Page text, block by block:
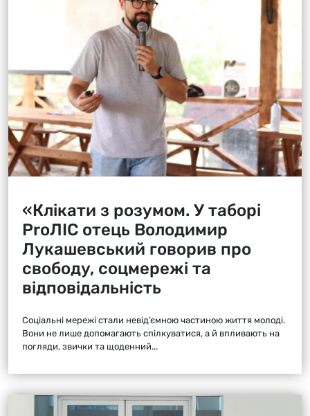
«Клікати з розумом. У таборі
ProЛІС отець Володимир
Лукашевський говорив про
свободу, соцмережі та
відповідальність
Соціальні мережі стали невід’ємною частиною життя молоді.
Вони не лише допомагають спілкуватися, а й впливають на
погляди, звички та щоденний...